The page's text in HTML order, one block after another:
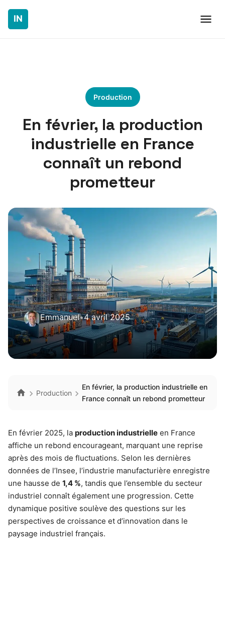
Production
En février, la production
industrielle en France
connaît un rebond
prometteur
Emmanuel•4 avril 2025
Production
En février, la production industrielle en
France connaît un rebond prometteur
En février 2025, la production industrielle en France
affiche un rebond encourageant, marquant une reprise
après des mois de fluctuations. Selon les dernières
données de l’Insee, l’industrie manufacturière enregistre
une hausse de 1,4 %, tandis que l’ensemble du secteur
industriel connaît également une progression. Cette
dynamique positive soulève des questions sur les
perspectives de croissance et d’innovation dans le
paysage industriel français.